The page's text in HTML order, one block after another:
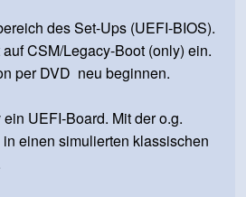
des Set-Ups (UEFI-BIOS).
CSM/Legacy-Boot (only) ein.
per DVD neu beginnen.
UEFI-Board. Mit der o.g.
einen simulierten klassischen